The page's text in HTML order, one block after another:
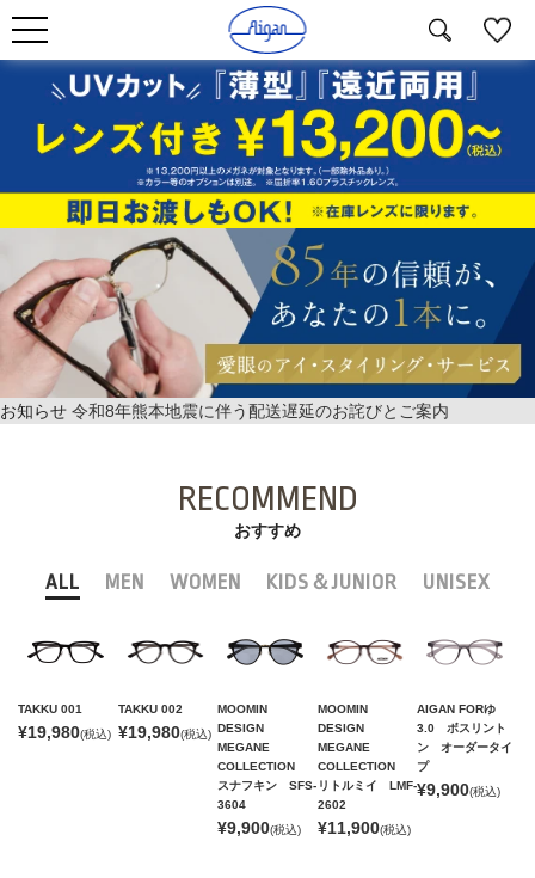
お知らせ 令和8年熊本地震に伴う配送遅延のお詫びとご案内
RECOMMEND
おすすめ
ALL MEN WOMEN KIDS＆JUNIOR UNISEX
TAKKU 001
¥19,980(税込)
TAKKU 002
¥19,980(税込)
MOOMIN
DESIGN
MEGANE
COLLECTION
スナフキン SFS-
3604
¥9,900(税込)
MOOMIN
DESIGN
MEGANE
COLLECTION
リトルミイ LMF-
2602
¥11,900(税込)
AIGAN FORゆ
3.0 ボスリント
ン オーダータイ
プ
¥9,900(税込)